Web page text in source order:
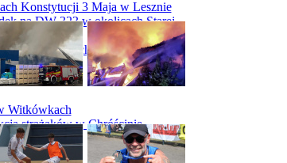
Konstytucji 3 Maja w Lesznie
na DW 323 w okolicach Starej
Święciechowy
Witkówkach
strażaków w Chróścinie
w Racocie